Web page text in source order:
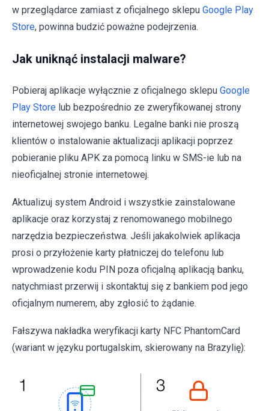
w przeglądarce zamiast z oficjalnego sklepu Google Play
Store, powinna budzić poważne podejrzenia.
Jak uniknąć instalacji malware?
Pobieraj aplikacje wyłącznie z oficjalnego sklepu Google
Play Store lub bezpośrednio ze zweryfikowanej strony
internetowej swojego banku. Legalne banki nie proszą
klientów o instalowanie aktualizacji aplikacji poprzez
pobieranie pliku APK za pomocą linku w SMS-ie lub na
nieoficjalnej stronie internetowej.
Aktualizuj system Android i wszystkie zainstalowane
aplikacje oraz korzystaj z renomowanego mobilnego
narzędzia bezpieczeństwa. Jeśli jakakolwiek aplikacja
prosi o przyłożenie karty płatniczej do telefonu lub
wprowadzenie kodu PIN poza oficjalną aplikacją banku,
natychmiast przerwij i skontaktuj się z bankiem pod jego
oficjalnym numerem, aby zgłosić to żądanie.
Fałszywa nakładka weryfikacji karty NFC PhantomCard
(wariant w języku portugalskim, skierowany na Brazylię):